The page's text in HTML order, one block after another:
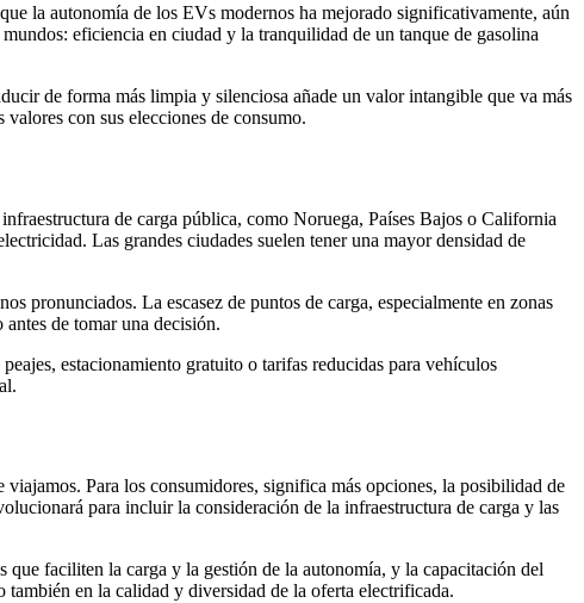
la autonomía de los EVs modernos ha mejorado significativamente, aún
eficiencia en ciudad y la tranquilidad de un tanque de gasolina
de forma más limpia y silenciosa añade un valor intangible que va más
con sus elecciones de consumo.
de carga pública, como Noruega, Países Bajos o California
Las grandes ciudades suelen tener una mayor densidad de
pronunciados. La escasez de puntos de carga, especialmente en zonas
de tomar una decisión.
estacionamiento gratuito o tarifas reducidas para vehículos
Para los consumidores, significa más opciones, la posibilidad de
para incluir la consideración de la infraestructura de carga y las
faciliten la carga y la gestión de la autonomía, y la capacitación del
también en la calidad y diversidad de la oferta electrificada.